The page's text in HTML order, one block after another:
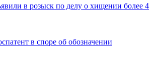
в розыск по делу о хищении более 4
в споре об обозначении